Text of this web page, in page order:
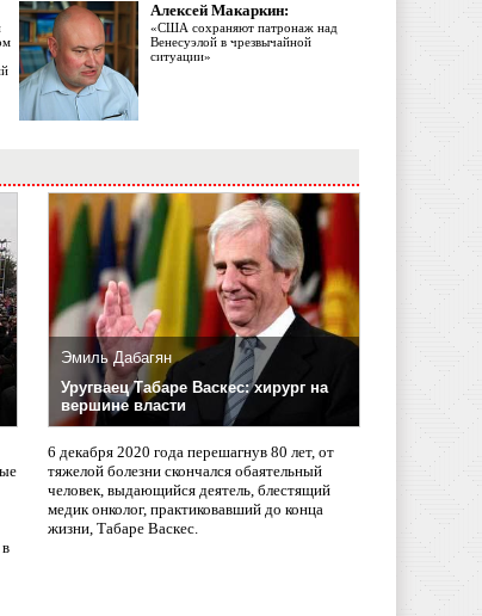
Алексей Макаркин:
«США сохраняют патронаж над
Венесуэлой в чрезвычайной
ситуации»
Эмиль Дабагян
Уругваец Табаре Васкес: хирург на
вершине власти
6 декабря 2020 года перешагнув 80 лет, от
тяжелой болезни скончался обаятельный
человек, выдающийся деятель, блестящий
медик онколог, практиковавший до конца
жизни, Табаре Васкес.